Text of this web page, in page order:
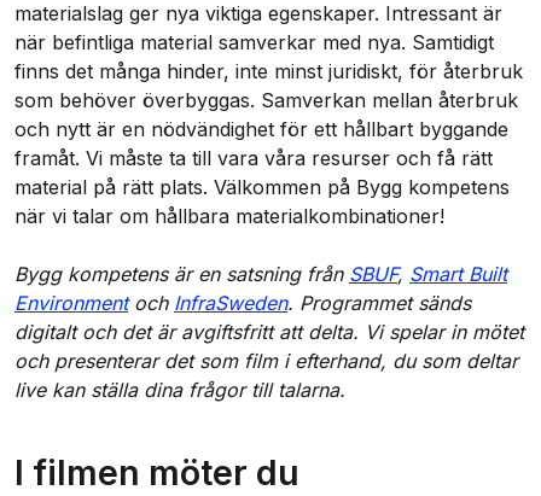
materialslag ger nya viktiga egenskaper. Intressant är
när befintliga material samverkar med nya. Samtidigt
finns det många hinder, inte minst juridiskt, för återbruk
som behöver överbyggas. Samverkan mellan återbruk
och nytt är en nödvändighet för ett hållbart byggande
framåt. Vi måste ta till vara våra resurser och få rätt
material på rätt plats. Välkommen på Bygg kompetens
när vi talar om hållbara materialkombinationer!
Bygg kompetens är en satsning från SBUF, Smart Built
Environmentoch InfraSweden. Programmet sänds
digitalt och det är avgiftsfritt att delta. Vi spelar in mötet
och presenterar det som film i efterhand, du som deltar
live kan ställa dina frågor till talarna.
I filmen möter du